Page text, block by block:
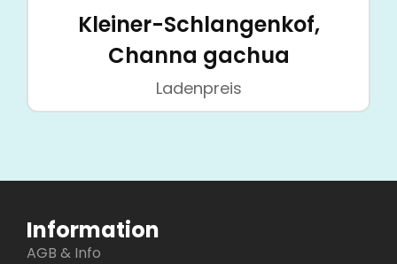
Kleiner-Schlangenkof,
Channa gachua
Ladenpreis
Information
AGB & Info